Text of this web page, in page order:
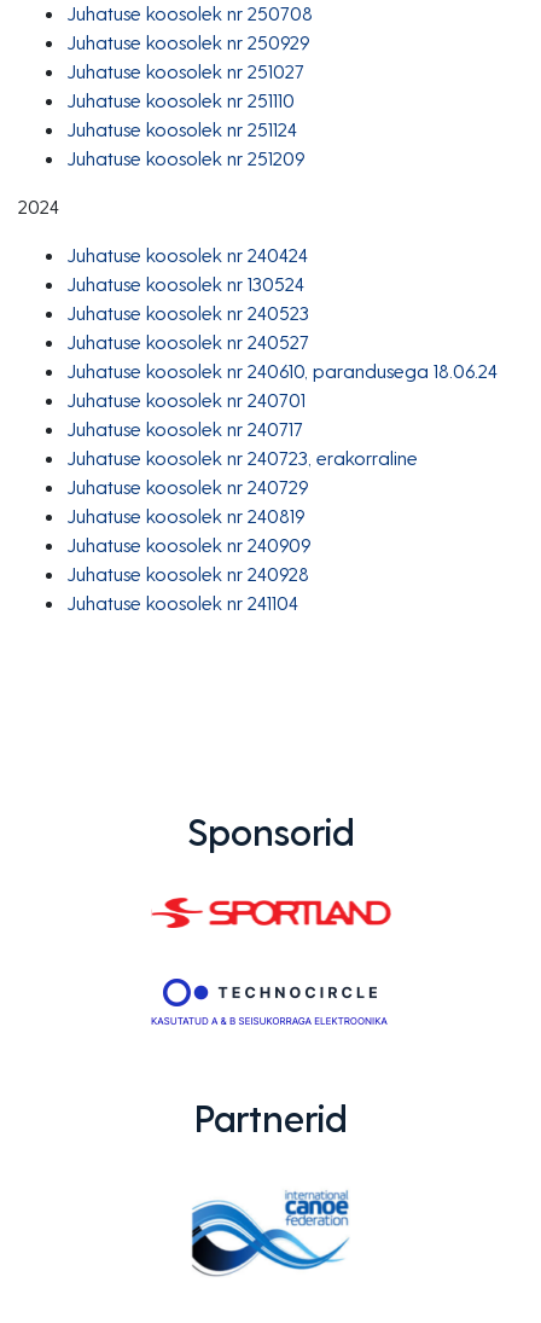
Juhatuse koosolek nr 250708
Juhatuse koosolek nr 250929
Juhatuse koosolek nr 251027
Juhatuse koosolek nr 251110
Juhatuse koosolek nr 251124
Juhatuse koosolek nr 251209
2024
Juhatuse koosolek nr 240424
Juhatuse koosolek nr 130524
Juhatuse koosolek nr 240523
Juhatuse koosolek nr 240527
Juhatuse koosolek nr 240610, parandusega 18.06.24
Juhatuse koosolek nr 240701
Juhatuse koosolek nr 240717
Juhatuse koosolek nr 240723, erakorraline
Juhatuse koosolek nr 240729
Juhatuse koosolek nr 240819
Juhatuse koosolek nr 240909
Juhatuse koosolek nr 240928
Juhatuse koosolek nr 241104
Sponsorid
Partnerid